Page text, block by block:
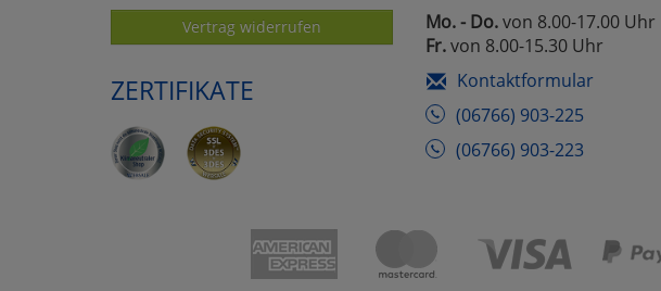
Vertrag widerrufen
ZERTIFIKATE
Mo. - Do.von 8.00-17.00 Uhr
Fr.von 8.00-15.30 Uhr
Kontaktformular
(06766) 903-225
(06766) 903-223